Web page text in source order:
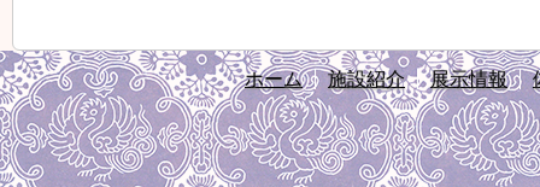
ホーム 施設紹介 展示情報